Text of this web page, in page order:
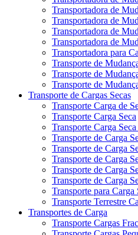
Transportadora de
Transportadora de
Transportadora de
Transportadora de
Transportadora para
Transporte de
Transporte de
Transporte de
Transporte de Cargas Secas
Transporte Carga de
Transporte Carga Seca
Transporte Carga
Transporte de Carga
Transporte de Carga
Transporte de Carga
Transporte de Carga
Transporte de Carga
Transporte para Carga
Transporte Terrestre
Transportes de Carga
Transporte Cargas